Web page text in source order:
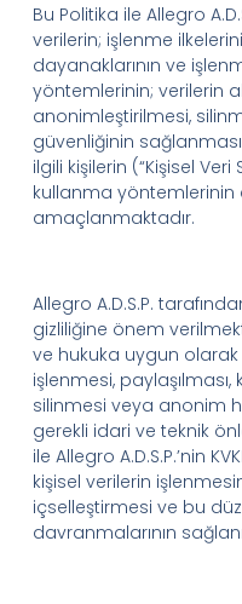
Bu Politika ile Allegro A.D.
verilerin; işlenme
dayanaklarının ve
yöntemlerinin; verilerin
anonimleştirilmesi,
güvenliğinin
ilgili kişilerin (“Kişisel Veri
kullanma yöntemlerinin
amaçlanmaktadır.
Allegro A.D.S.P.
gizliliğine önem
ve hukuka uygun olarak
işlenmesi,
silinmesi veya anonim
gerekli idari ve teknik
ile Allegro A.D.S.P.’nin
kişisel verilerin
içselleştirmesi ve bu
davranmalarının